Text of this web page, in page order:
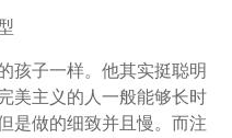
孩子一样。他其实挺聪明
美主义的人一般能够长时
是做的细致并且慢。而注